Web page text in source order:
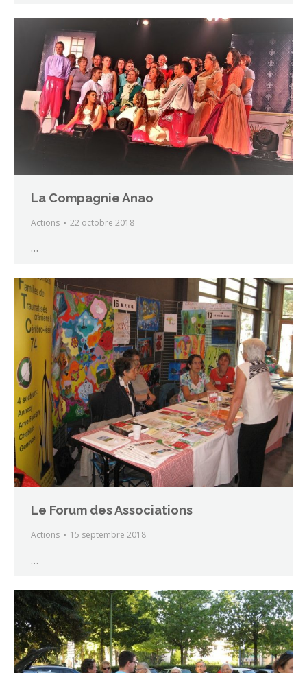
La Compagnie Anao
Actions 22 octobre 2018
…
Le Forum des Associations
Actions 15 septembre 2018
…